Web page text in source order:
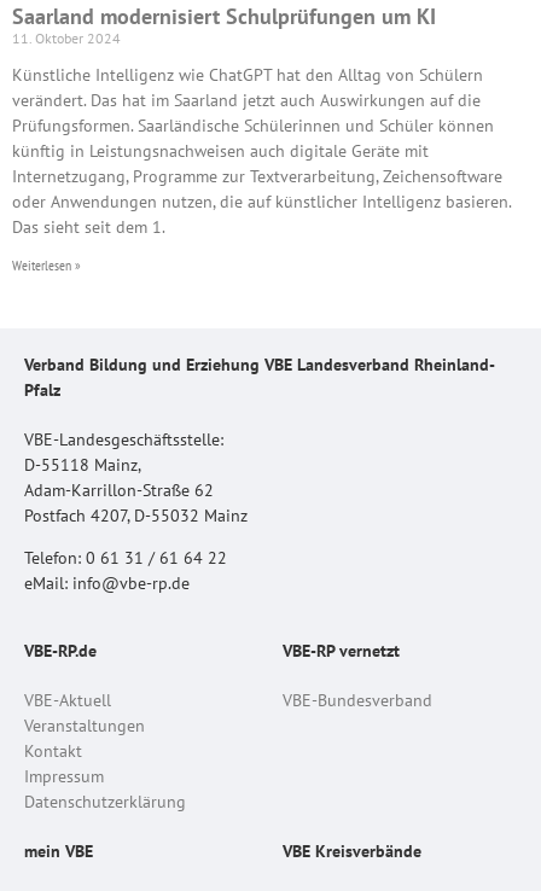
Saarland modernisiert Schulprüfungen um KI
11. Oktober 2024
Künstliche Intelligenz wie ChatGPT hat den Alltag von Schülern
verändert. Das hat im Saarland jetzt auch Auswirkungen auf die
Prüfungsformen. Saarländische Schülerinnen und Schüler können
künftig in Leistungsnachweisen auch digitale Geräte mit
Internetzugang, Programme zur Textverarbeitung, Zeichensoftware
oder Anwendungen nutzen, die auf künstlicher Intelligenz basieren.
Das sieht seit dem 1.
Weiterlesen »
Verband Bildung und Erziehung VBE Landesverband Rheinland-
Pfalz
VBE-Landesgeschäftsstelle:
D-55118 Mainz,
Adam-Karrillon-Straße 62
Postfach 4207, D-55032 Mainz
Telefon: 0 61 31 / 61 64 22
eMail: info@vbe-rp.de
VBE-RP.de
VBE-Aktuell
Veranstaltungen
Kontakt
Impressum
Datenschutzerklärung
VBE-RP vernetzt
VBE-Bundesverband
mein VBE VBE Kreisverbände